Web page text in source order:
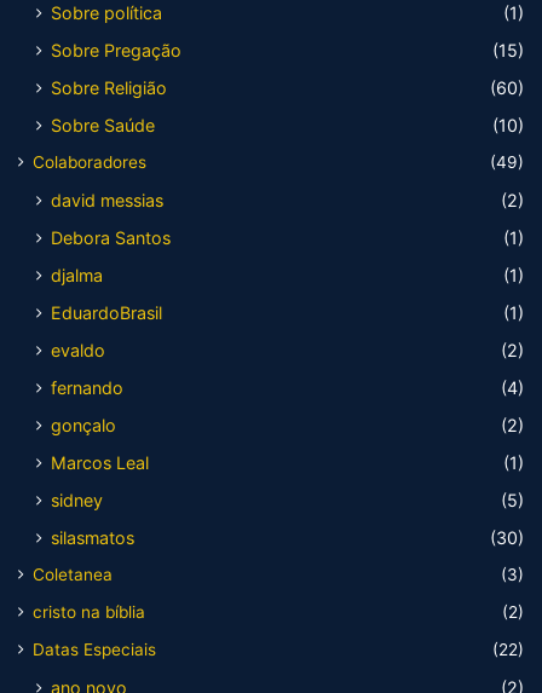
Sobre política
(1)
Sobre Pregação
(15)
Sobre Religião
(60)
Sobre Saúde
(10)
Colaboradores (49)
david messias
(2)
Debora Santos
(1)
djalma
(1)
EduardoBrasil
(1)
evaldo
(2)
fernando
(4)
gonçalo
(2)
Marcos Leal
(1)
sidney
(5)
silasmatos
(30)
Coletanea
(3)
cristo na bíblia
(2)
Datas Especiais
(22)
ano novo (2)